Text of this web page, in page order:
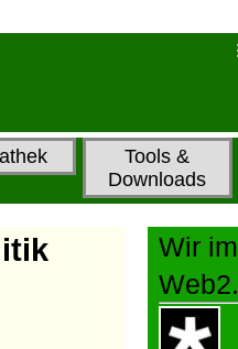
Tools &
Downloads
Wir im